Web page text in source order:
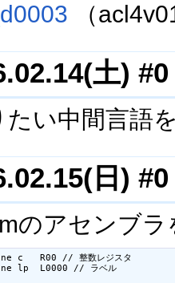
（
土) #0
たい中間言語
日) #0
のアセンブ
c   R00 // 整数レジスタ
lp  L0000 // ラベル